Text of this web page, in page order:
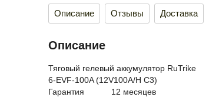
Описание Отзывы Доставка
Описание
Тяговый гелевый аккумулятор RuTrike
6-EVF-100A (12V100A/H C3)
Гарантия
12 месяцев